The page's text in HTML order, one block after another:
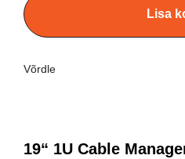
Lisa
Võrdle
19“ 1U Cable